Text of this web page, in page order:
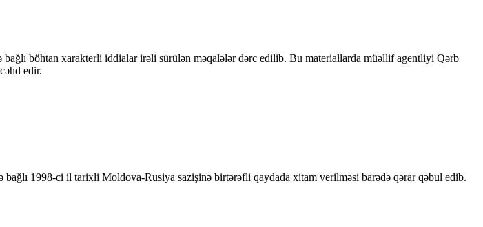
böhtan xarakterli iddialar irəli sürülən məqalələr dərc edilib. Bu materiallarda müəllif agentliyi Qərb
edir.
1998-ci il tarixli Moldova-Rusiya sazişinə birtərəfli qaydada xitam verilməsi barədə qərar qəbul edib.